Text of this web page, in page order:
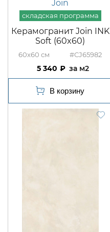
Join
Керамогранит Join INK
Soft (60x60)
60x60 #CJ65982
5 340 м2